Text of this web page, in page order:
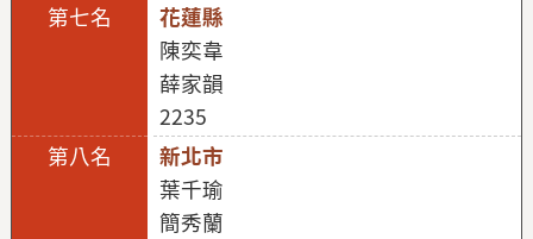
花蓮縣
陳奕韋
薛家韻
2235
新北市
葉千瑜
簡秀蘭